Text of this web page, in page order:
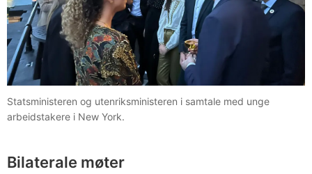
Statsministeren og utenriksministeren i samtale med unge
arbeidstakere i New York.
Bilaterale møter